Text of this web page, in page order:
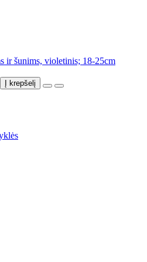
ir šunims, violetinis; 18-25cm
Į krepšelį